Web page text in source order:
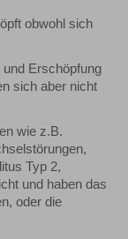
obwohl sich
Erschöpfung
sich aber nicht
wie z.B.
Typ 2,
und haben das
oder die